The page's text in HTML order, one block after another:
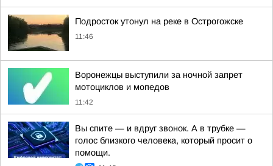
Подросток утонул на реке в Острогожске
11:46
Воронежцы выступили за ночной запрет
мотоциклов и мопедов
11:42
Вы спите — и вдруг звонок. А в трубке —
голос близкого человека, который просит о
помощи.